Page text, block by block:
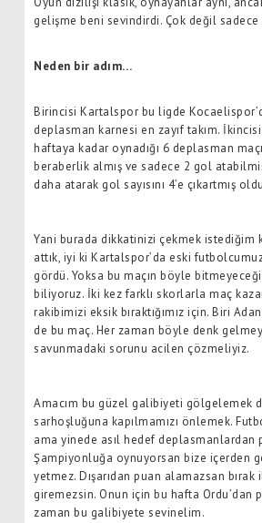
gelişme beni sevindirdi. Çok değil sadece
Neden bir adım…
Birincisi Kartalspor bu ligde
deplasman karnesi en zayıf takım.
haftaya kadar oynadığı 6 deplasman
beraberlik almış ve sadece 2 gol
daha atarak gol sayısını 4’e çıkartmış
Yani burada dikkatinizi çekmek
attık, iyi ki Kartalspor’da eski futbolcumuz
gördü. Yoksa bu maçın böyle
biliyoruz. İki kez farklı skorlarla maç
rakibimizi eksik bıraktığımız için. Biri
de bu maç. Her zaman böyle denk
savunmadaki sorunu acilen çözmeliyiz.
Amacım bu güzel galibiyeti gölgelemek
sarhoşluğuna kapılmamızı önlemek.
ama yinede asıl hedef deplasmanlardan
Şampiyonluğa oynuyorsan bize içerden
yetmez. Dışarıdan puan alamazsan
giremezsin. Onun için bu hafta Ordu’dan
zaman bu galibiyete sevinelim.